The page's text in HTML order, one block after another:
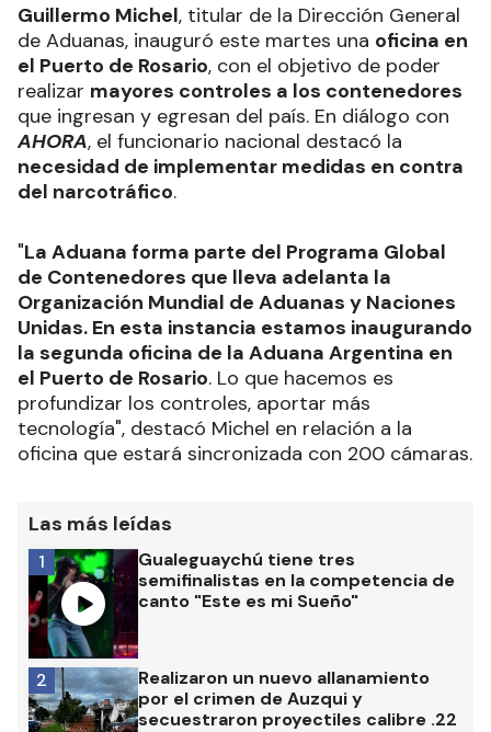
Guillermo Michel, titular de la Dirección General
de Aduanas, inauguró este martes una oficina en
el Puerto de Rosario, con el objetivo de poder
realizar mayores controles a los contenedores
que ingresan y egresan del país. En diálogo con
AHORA, el funcionario nacional destacó la
necesidad de implementar medidas en contra
del narcotráfico.
"La Aduana forma parte del Programa Global
de Contenedores que lleva adelanta la
Organización Mundial de Aduanas y Naciones
Unidas. En esta instancia estamos inaugurando
la segunda oficina de la Aduana Argentina en
el Puerto de Rosario. Lo que hacemos es
profundizar los controles, aportar más
tecnología", destacó Michel en relación a la
oficina que estará sincronizada con 200 cámaras.
Las más leídas
Gualeguaychú tiene tres
semifinalistas en la competencia de
canto "Este es mi Sueño"
1
Realizaron un nuevo allanamiento
por el crimen de Auzqui y
secuestraron proyectiles calibre .22
2